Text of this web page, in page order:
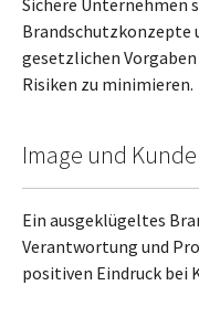
Sichere Unternehmen
Brandschutzkonzepte
gesetzlichen
Risiken zu minimieren.
Image und
Ein ausgeklügeltes
Verantwortung und
positiven Eindruck bei